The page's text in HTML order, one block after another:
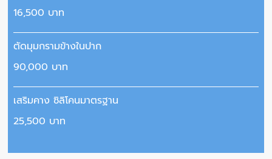
16,500 บาท
ตัดมุมกรามข้างในปาก
90,000 บาท
เสริมคาง ซิลิโคนมาตรฐาน
25,500 บาท